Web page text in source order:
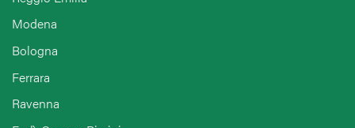
Modena
Bologna
Ferrara
Ravenna